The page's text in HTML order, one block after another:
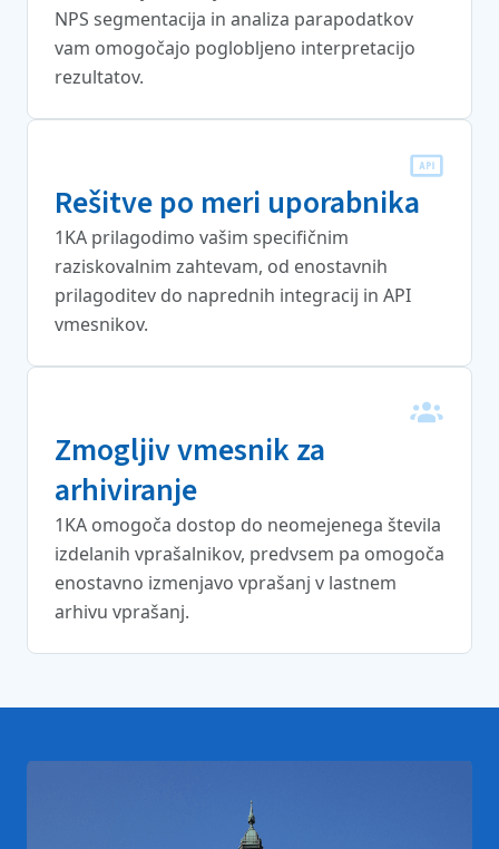
NPS segmentacija in analiza parapodatkov
vam omogočajo poglobljeno interpretacijo
rezultatov.
Rešitve po meri uporabnika
1KA prilagodimo vašim specifičnim
raziskovalnim zahtevam, od enostavnih
prilagoditev do naprednih integracij in API
vmesnikov.
Zmogljiv vmesnik za
arhiviranje
1KA omogoča dostop do neomejenega števila
izdelanih vprašalnikov, predvsem pa omogoča
enostavno izmenjavo vprašanj v lastnem
arhivu vprašanj.